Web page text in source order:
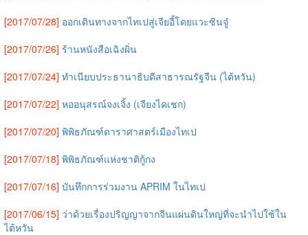
[2017/07/28] ออกเดินทางจากไทเปสู่เจียอี้โดยแวะซินจู๋
[2017/07/26] ร้านหนังสือเฉิงผิ่น
[2017/07/24] ทำเนียบประธานาธิบดีสาธารณรัฐจีน (ไต้หวัน)
[2017/07/22] หออนุสรณ์จงเจิ้ง (เจียงไคเชก)
[2017/07/20] พิพิธภัณฑ์ดาราศาสตร์เมืองไทเป
[2017/07/18] พิพิธภัณฑ์แห่งชาติกู้กง
[2017/07/16] บันทึกการร่วมงาน APRIM ในไทเป
[2017/06/15] ว่าด้วยเรื่องปริญญาจากจีนแผ่นดินใหญ่ที่จะนำไปใช้ใน
ไต้หวัน